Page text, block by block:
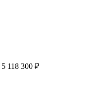
5 118 300 ₽